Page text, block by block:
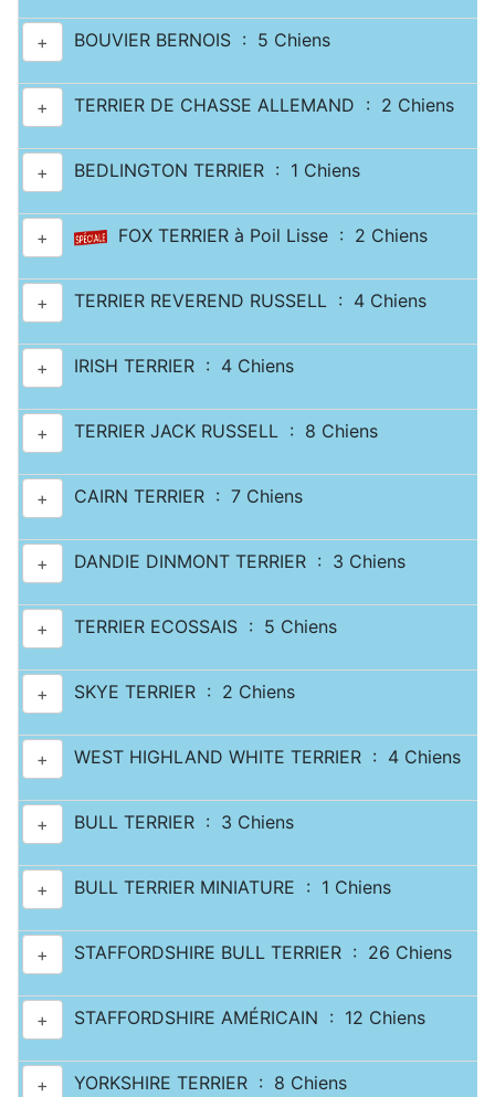
+ BOUVIER BERNOIS : 5 Chiens
+ TERRIER DE CHASSE ALLEMAND : 2 Chiens
+ BEDLINGTON TERRIER : 1 Chiens
+ FOX TERRIER à Poil Lisse : 2 Chiens
+ TERRIER REVEREND RUSSELL : 4 Chiens
+ IRISH TERRIER : 4 Chiens
+ TERRIER JACK RUSSELL : 8 Chiens
+ CAIRN TERRIER : 7 Chiens
+ DANDIE DINMONT TERRIER : 3 Chiens
+ TERRIER ECOSSAIS : 5 Chiens
+ SKYE TERRIER : 2 Chiens
+ WEST HIGHLAND WHITE TERRIER : 4 Chiens
+ BULL TERRIER : 3 Chiens
+ BULL TERRIER MINIATURE : 1 Chiens
+ STAFFORDSHIRE BULL TERRIER : 26 Chiens
+ STAFFORDSHIRE AMÉRICAIN : 12 Chiens
+ YORKSHIRE TERRIER : 8 Chiens